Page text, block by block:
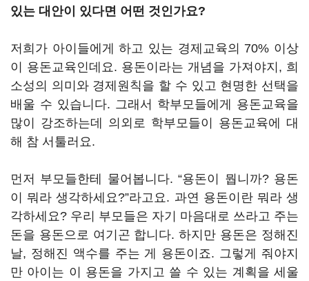
있는 대안이 있다면 어떤 것인가요?
저희가 아이들에게 하고 있는 경제교육의 70% 이상
이 용돈교육인데요. 용돈이라는 개념을 가져야지, 희
소성의 의미와 경제원칙을 할 수 있고 현명한 선택을
배울 수 있습니다. 그래서 학부모들에게 용돈교육을
많이 강조하는데 의외로 학부모들이 용돈교육에 대
해 참 서툴러요.
먼저 부모들한테 물어봅니다. “용돈이 뭡니까? 용돈
이 뭐라 생각하세요?”라고요. 과연 용돈이란 뭐라 생
각하세요? 우리 부모들은 자기 마음대로 쓰라고 주는
돈을 용돈으로 여기곤 합니다. 하지만 용돈은 정해진
날, 정해진 액수를 주는 게 용돈이죠. 그렇게 줘야지
만 아이는 이 용돈을 가지고 쓸 수 있는 계획을 세울